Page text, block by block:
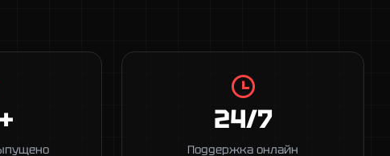
24/7
Поддержка онлайн